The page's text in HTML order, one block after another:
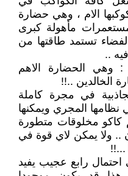
الام ، وهي حضارة
مأهولة كبرى
تستمد طاقتها من
..
: وهي الحضارة الاهم
الخالدين ..!!
في مجرة كاملة
المجري ويمكنها
كاكو مخلوقات متطورة
.. ولا يمكن لاي قوة في
...!!
رابع عجيب يفيد